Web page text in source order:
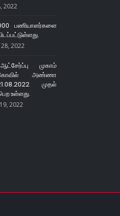
2022
பணியாளர்களை
2022
முகாம்
அண்ணா
முதல்
உள்ளது.
2022